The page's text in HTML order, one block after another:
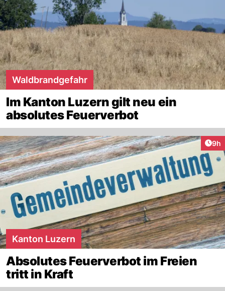
Waldbrandgefahr
Im Kanton Luzern gilt neu ein
absolutes Feuerverbot
9h
Kanton Luzern
Absolutes Feuerverbot im Freien
tritt in Kraft